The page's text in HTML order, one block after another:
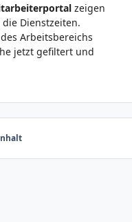
zeigen
Dienstzeiten.
Arbeitsbereichs
jetzt gefiltert und